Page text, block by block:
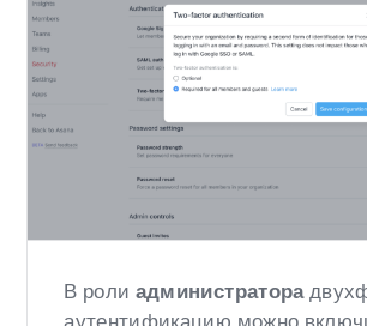
В роли администратора
аутентификацию можно